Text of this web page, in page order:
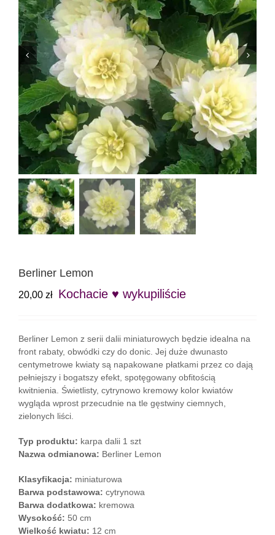
Berliner Lemon
20,00 zł Kochacie ♥ wykupiliście
Berliner Lemon z serii dalii miniaturowych będzie idealna na
front rabaty, obwódki czy do donic. Jej duże dwunasto
centymetrowe kwiaty są napakowane płatkami przez co dają
pełniejszy i bogatszy efekt, spotęgowany obfitością
kwitnienia. Świetlisty, cytrynowo kremowy kolor kwiatów
wygląda wprost przecudnie na tle gęstwiny ciemnych,
zielonych liści.
Typ produktu: karpa dalii 1 szt
Nazwa odmianowa: Berliner Lemon
Klasyfikacja: miniaturowa
Barwa podstawowa: cytrynowa
Barwa dodatkowa: kremowa
Wysokość: 50 cm
Wielkość kwiatu: 12 cm